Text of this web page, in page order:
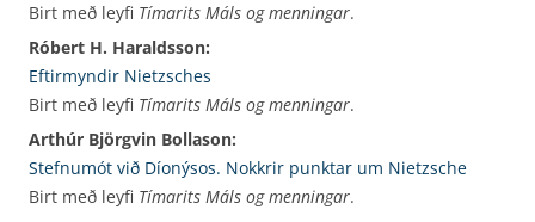
Birt með leyfi Tímarits Máls og menningar.
Róbert H. Haraldsson:
Eftirmyndir Nietzsches
Birt með leyfi Tímarits Máls og menningar.
Arthúr Björgvin Bollason:
Stefnumót við Díonýsos. Nokkrir punktar um Nietzsche
Birt með leyfi Tímarits Máls og menningar.